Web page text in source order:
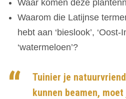
Waar komen deze
Waarom die Latijnse
hebt aan ‘bieslook’, ‘Oost-
‘watermeloen’?
Tuinier je
kunnen beamen,